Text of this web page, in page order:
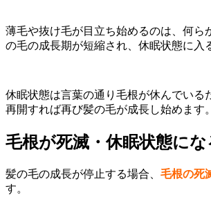
薄毛や抜け毛が目立ち始めるのは、何ら
の毛の成長期が短縮され、休眠状態に入
休眠状態は言葉の通り毛根が休んでいる
再開すれば再び髪の毛が成長し始めます。
毛根が死滅・休眠状態にな
髪の毛の成長が停止する場合、 毛根の死
す。